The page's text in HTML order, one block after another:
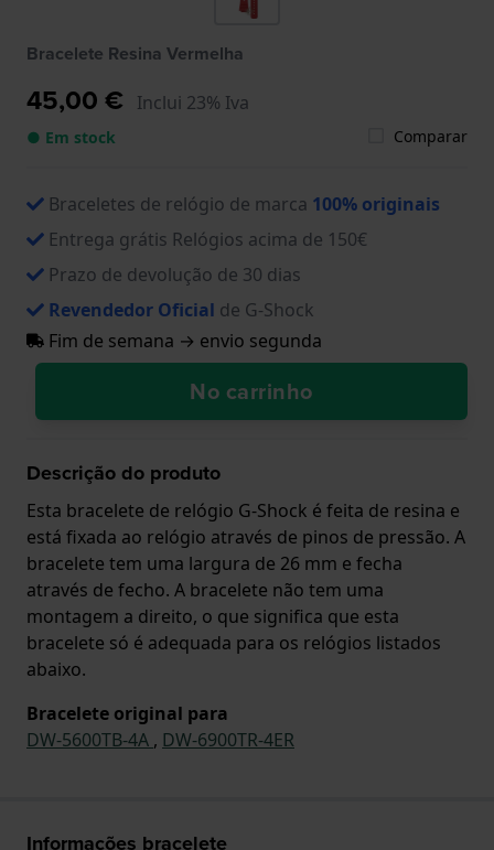
Bracelete Resina Vermelha
45,00 € Inclui 23% Iva
● Em stock Comparar
Braceletes de relógio de marca 100% originais
Entrega grátis Relógios acima de 150€
Prazo de devolução de 30 dias
Revendedor Oficial de G-Shock
Fim de semana → envio segunda
No carrinho
Descrição do produto
Esta bracelete de relógio G-Shock é feita de resina e
está fixada ao relógio através de pinos de pressão. A
bracelete tem uma largura de 26 mm e fecha
através de fecho. A bracelete não tem uma
montagem a direito, o que significa que esta
bracelete só é adequada para os relógios listados
abaixo.
Bracelete original para
DW-5600TB-4A , DW-6900TR-4ER
Informações bracelete